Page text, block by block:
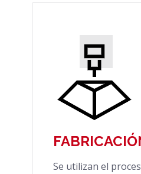
Se utilizan el